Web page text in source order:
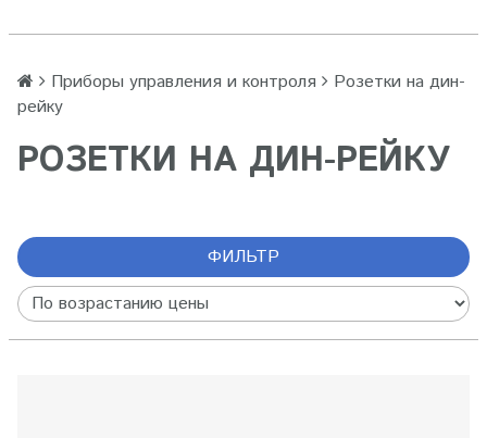
Приборы управления и контроля
Розетки на дин-
рейку
РОЗЕТКИ НА ДИН-РЕЙКУ
ФИЛЬТР